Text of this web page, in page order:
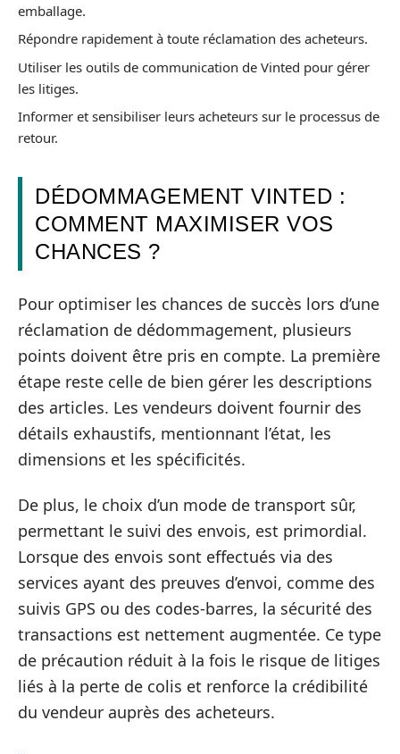
emballage.
Répondre rapidement à toute réclamation des acheteurs.
Utiliser les outils de communication de Vinted pour gérer
les litiges.
Informer et sensibiliser leurs acheteurs sur le processus de
retour.
DÉDOMMAGEMENT VINTED :
COMMENT MAXIMISER VOS
CHANCES ?
Pour optimiser les chances de succès lors d’une
réclamation de dédommagement, plusieurs
points doivent être pris en compte. La première
étape reste celle de bien gérer les descriptions
des articles. Les vendeurs doivent fournir des
détails exhaustifs, mentionnant l’état, les
dimensions et les spécificités.
De plus, le choix d’un mode de transport sûr,
permettant le suivi des envois, est primordial.
Lorsque des envois sont effectués via des
services ayant des preuves d’envoi, comme des
suivis GPS ou des codes-barres, la sécurité des
transactions est nettement augmentée. Ce type
de précaution réduit à la fois le risque de litiges
liés à la perte de colis et renforce la crédibilité
du vendeur auprès des acheteurs.